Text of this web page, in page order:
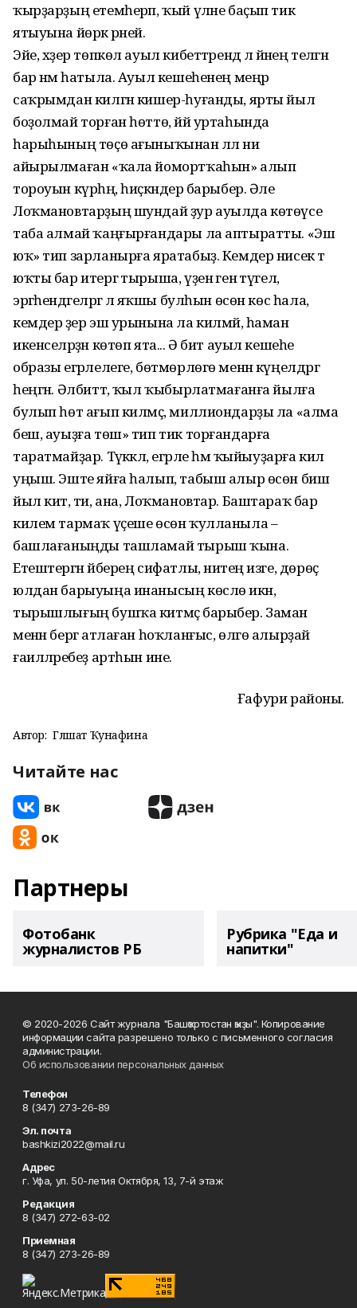
ҡырҙарҙың етемһерәп, ҡый үләне баҫып тик
ятыуына йөрәк әрней.
Эйе, хәҙер төпкөл ауыл кибеттәрендә лә йәнең теләгән
бар нәмә һатыла. Ауыл кешеһенең меңәр
саҡрымдан килгән кишер-һуғанды, ярты йыл
боҙолмай торған һөттө, йәй уртаһында
һарыһының төҫө ағыныҡынан әллә ни
айырылмаған «ҡала йомортҡаһын» алып
тороуын күрһәң, һиҫкәндерә барыбер. Әле
Лоҡмановтарҙың шундай ҙур ауылда көтөүсе
таба алмай ҡаңғырғандары ла аптыратты. «Эш
юҡ» тип зарланырға яратабыҙ. Кемдер нисек тә
юҡты бар итергә тырыша, үҙенә генә түгел,
эргәһендәгеләргә лә яҡшы булһын өсөн көс һала, ә
кемдер әҙер эш урынына ла килмәй, һаман
икенселәрҙән көтөп ята... Ә бит ауыл кешеһе
образы егәрлелеге, бөтмөрлөгө менән күңелдәргә
һеңгән. Әлбиттә, ҡыл ҡыбыр­латмағанға йылға
булып һөт ағып килмәҫ, миллиондарҙы ла «алма
беш, ауыҙға төш» тип тик торғандарға
таратмайҙар. Тәүәккәл, егәрле һәм ҡыйыуҙарға килә
уңыш. Эште яйға һалып, табыш алыр өсөн биш
йыл китә, ти, ана, Лоҡмановтар. Баштараҡ бар
килем тармаҡ үҫеше өсөн ҡулланыла –
башлағаныңды ташламай тырыш ҡына.
Етештергән әйберең сифатлы, ниәтең изге, дөрөҫ
юлдан барыуыңа инанысың көслө икән,
тырышлығың бушҡа китмәҫ барыбер. Заман
менән бергә атлаған һоҡланғыс, өлгө алырҙай
ғаиләләребеҙ артһын ине.
Ғафури районы.
Автор: Гөлшат Ҡунафина
Читайте нас
Партнеры
Фотобанк
журналистов РБ
Рубрика "Еда и
напитки"
© 2020-2026 Сайт журнала "Башҡортостан ҡыҙы". Копирование
информации сайта разрешено только с письменного согласия
администрации.
Об использовании персональных данных
Телефон
8 (347) 273-26-89
Эл. почта
bashkizi2022@mail.ru
Адрес
г. Уфа, ул. 50-летия Октября, 13, 7-й этаж
Редакция
8 (347) 272-63-02
Приемная
8 (347) 273-26-89